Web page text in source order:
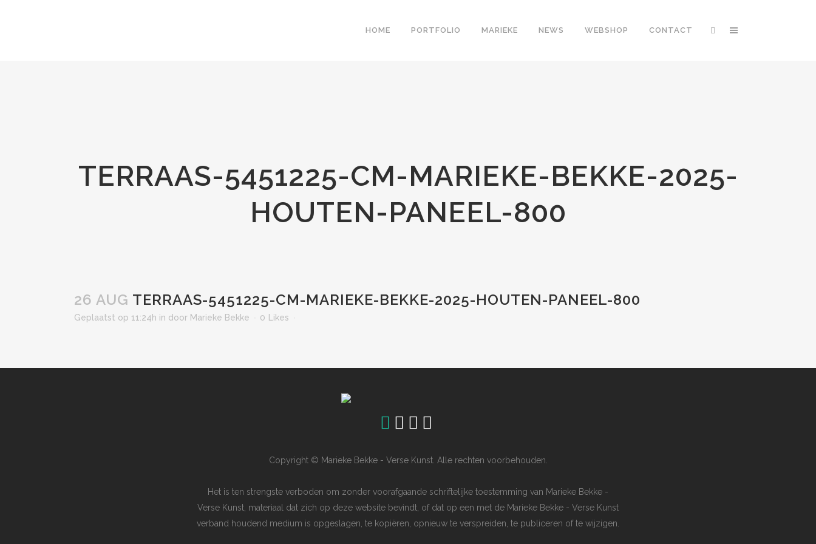
HOME PORTFOLIO MARIEKE NEWS WEBSHOP CONTACT
TERRAAS-5451225-CM-MARIEKE-BEKKE-2025-
HOUTEN-PANEEL-800
26 AUG TERRAAS-5451225-CM-MARIEKE-BEKKE-2025-HOUTEN-PANEEL-800
Geplaatst op 11:24h in door Marieke Bekke 0 Likes
Copyright © Marieke Bekke - Verse Kunst. Alle rechten voorbehouden.
Het is ten strengste verboden om zonder voorafgaande schriftelijke toestemming van Marieke Bekke -
Verse Kunst, materiaal dat zich op deze website bevindt, of dat op een met de Marieke Bekke - Verse Kunst
verband houdend medium is opgeslagen, te kopiëren, opnieuw te verspreiden, te publiceren of te wijzigen.